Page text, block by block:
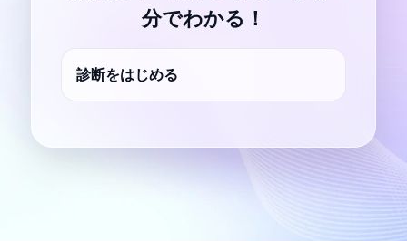
分でわかる！
診断をはじめる